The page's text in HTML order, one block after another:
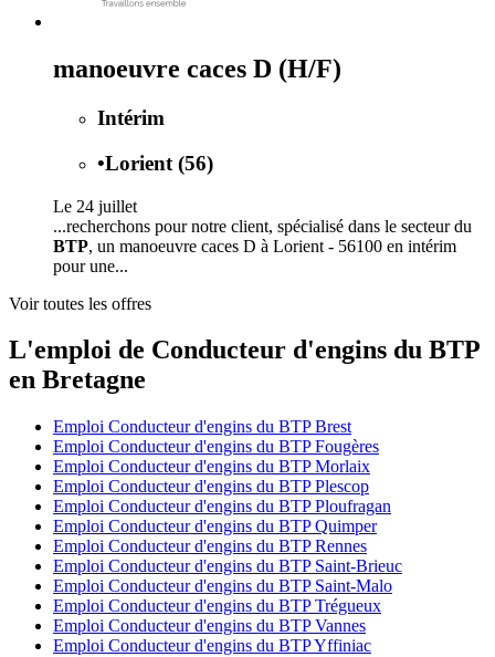
manoeuvre caces D (H/F)
Intérim
•Lorient (56)
Le 24 juillet
...recherchons pour notre client, spécialisé dans le secteur du
BTP, un manoeuvre caces D à Lorient - 56100 en intérim
pour une...
Voir toutes les offres
L'emploi de Conducteur d'engins du BTP
en Bretagne
Emploi Conducteur d'engins du BTP Brest
Emploi Conducteur d'engins du BTP Fougères
Emploi Conducteur d'engins du BTP Morlaix
Emploi Conducteur d'engins du BTP Plescop
Emploi Conducteur d'engins du BTP Ploufragan
Emploi Conducteur d'engins du BTP Quimper
Emploi Conducteur d'engins du BTP Rennes
Emploi Conducteur d'engins du BTP Saint-Brieuc
Emploi Conducteur d'engins du BTP Saint-Malo
Emploi Conducteur d'engins du BTP Trégueux
Emploi Conducteur d'engins du BTP Vannes
Emploi Conducteur d'engins du BTP Yffiniac